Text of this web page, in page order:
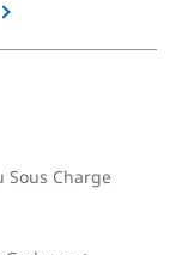
Sous Charge